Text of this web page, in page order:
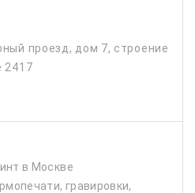
проезд, дом 7, строение
2417
в Москве
гравировки,